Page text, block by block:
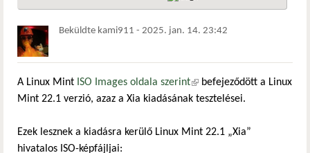
Beküldte kami911 - 2025. jan. 14. 23:42
A Linux Mint ISO Images oldala szerint(külső hivatkozás)
befejeződött a Linux
Mint 22.1 verzió, azaz a Xia kiadásának tesztelései.
Ezek lesznek a kiadásra kerülő Linux Mint 22.1 „Xia”
hivatalos ISO-képfájljai: